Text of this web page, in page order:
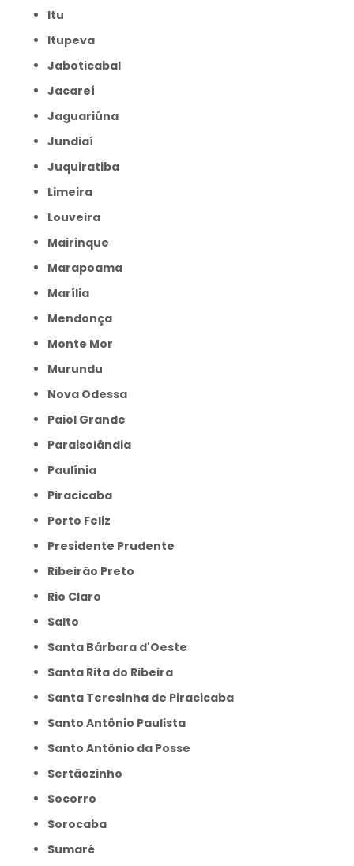
Itu
Itupeva
Jaboticabal
Jacareí
Jaguariúna
Jundiaí
Juquiratiba
Limeira
Louveira
Mairinque
Marapoama
Marília
Mendonça
Monte Mor
Murundu
Nova Odessa
Paiol Grande
Paraisolândia
Paulínia
Piracicaba
Porto Feliz
Presidente Prudente
Ribeirão Preto
Rio Claro
Salto
Santa Bárbara d'Oeste
Santa Rita do Ribeira
Santa Teresinha de Piracicaba
Santo Antônio Paulista
Santo Antônio da Posse
Sertãozinho
Socorro
Sorocaba
Sumaré